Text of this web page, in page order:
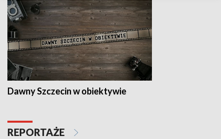
Dawny Szczecin w obiektywie
REPORTAŻE